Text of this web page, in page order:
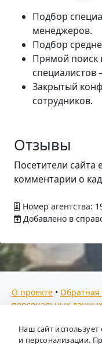
Подбор
менеджеров.
Подбор
Прямой поиск
специалистов
Закрытый
сотрудников.
Отзывы
Посетители сайта
комментарии о
Номер агентства:
Добавлено в
О проекте • Обратная
персональных данных
Мы собираем
предоставляем всю
Наш сайт
и персонализации.